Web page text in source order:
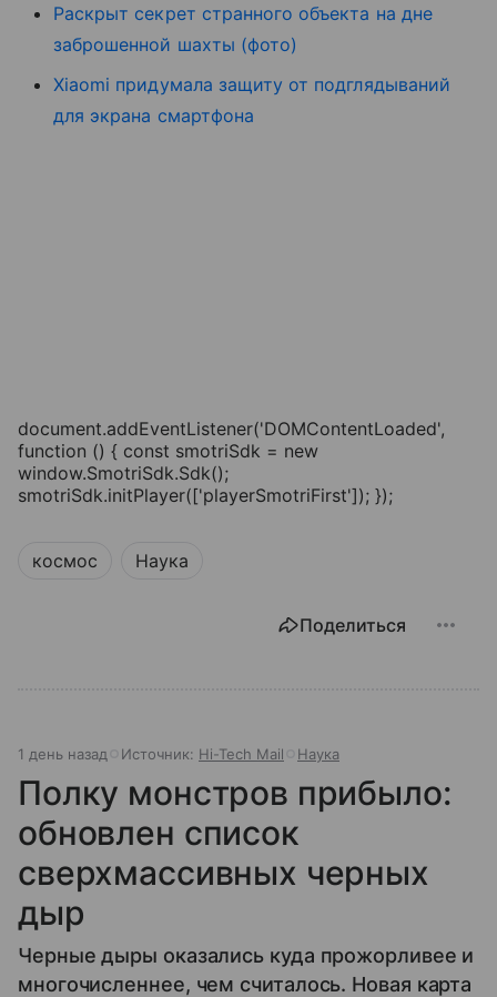
Раскрыт секрет странного объекта на дне
заброшенной шахты (фото)
Xiaomi придумала защиту от подглядываний
для экрана смартфона
document.addEventListener('DOMContentLoaded',
function () { const smotriSdk = new
window.SmotriSdk.Sdk();
smotriSdk.initPlayer(['playerSmotriFirst']); });
космос Наука
Поделиться
1 день назад Источник: Hi-Tech Mail Наука
Полку монстров прибыло:
обновлен список
сверхмассивных черных
дыр
Черные дыры оказались куда прожорливее и
многочисленнее, чем считалось. Новая карта